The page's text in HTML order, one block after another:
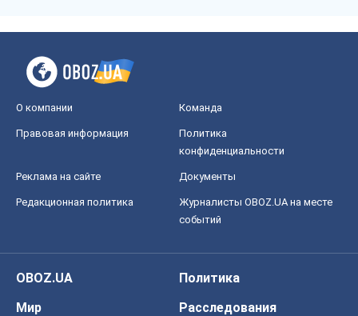
О компании Команда
Правовая информация
Политика
конфиденциальности
Реклама на сайте Документы
Редакционная политика
Журналисты OBOZ.UA на месте
событий
OBOZ.UA
Политика
Мир
Расследования